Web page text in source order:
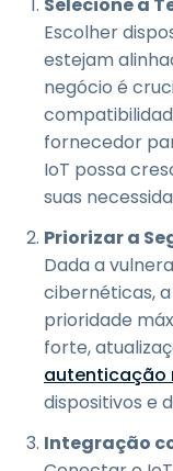
Escolher
estejam
negócio é
fornecedor
IoT possa
suas
Priorizar a
Dada a
cibernéticas,
prioridade
forte,
autenticação
dispositivos e
Integração